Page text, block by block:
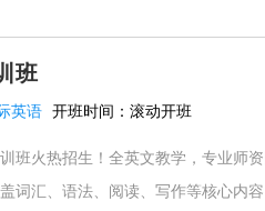
班
英语 开班时间： 滚动开班
班火热招生！全英文教学，专业师
词汇、语法、阅读、写作等核心内